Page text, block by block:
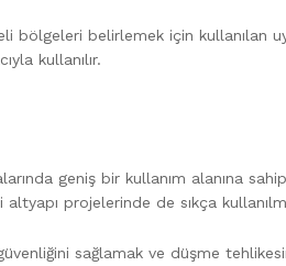
bölgeleri belirlemek için kullanılan
kullanılır.
geniş bir kullanım alanına
projelerinde de sıkça
sağlamak ve düşme